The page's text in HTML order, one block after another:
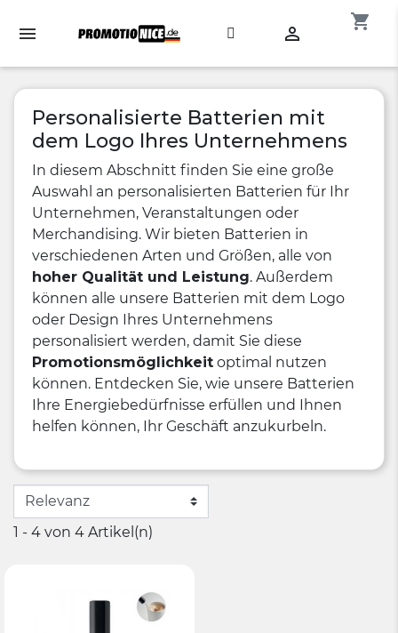

shopping_cart
Personalisierte Batterien mit
dem Logo Ihres Unternehmens
In diesem Abschnitt finden Sie eine große
Auswahl an personalisierten Batterien für Ihr
Unternehmen, Veranstaltungen oder
Merchandising. Wir bieten Batterien in
verschiedenen Arten und Größen, alle von
hoher Qualität und Leistung. Außerdem
können alle unsere Batterien mit dem Logo
oder Design Ihres Unternehmens
personalisiert werden, damit Sie diese
Promotionsmöglichkeit optimal nutzen
können. Entdecken Sie, wie unsere Batterien
Ihre Energiebedürfnisse erfüllen und Ihnen
helfen können, Ihr Geschäft anzukurbeln.
1 - 4 von 4 Artikel(n)